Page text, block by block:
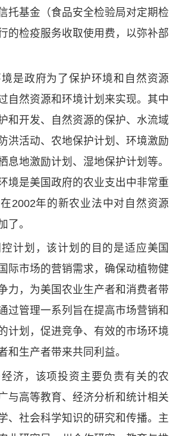
托基金（食品安全检验局对定期检
的检疫服务收取使用费，以弥补部
是政府为了保护环境和自然资源
自然资源和环境计划来实现。其中
和开发、自然资源的保护、水流域
洪活动、农地保护计划、环境激励
息地激励计划、湿地保护计划等。
境是美国政府的农业支出中非常重
2002年的新农业法中对自然资源
了。
计划，该计划的目的是适应美国
际市场的营销需求，确保动植物健
力，为美国农业生产者和消费者带
过管理一系列旨在提高市场营销和
计划，促进竞争、有效的市场环境
和生产者带来共同利益。
济，该项投资主要负责有关的农
与高等教育、经济分析和统计相关
、社会科学知识的研究和传播。主